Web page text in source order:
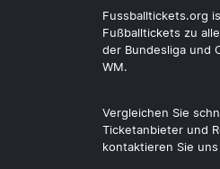
Fussballtickets.org
Fußballtickets zu
der Bundesliga und
WM.
Vergleichen Sie
Ticketanbieter und
kontaktieren Sie